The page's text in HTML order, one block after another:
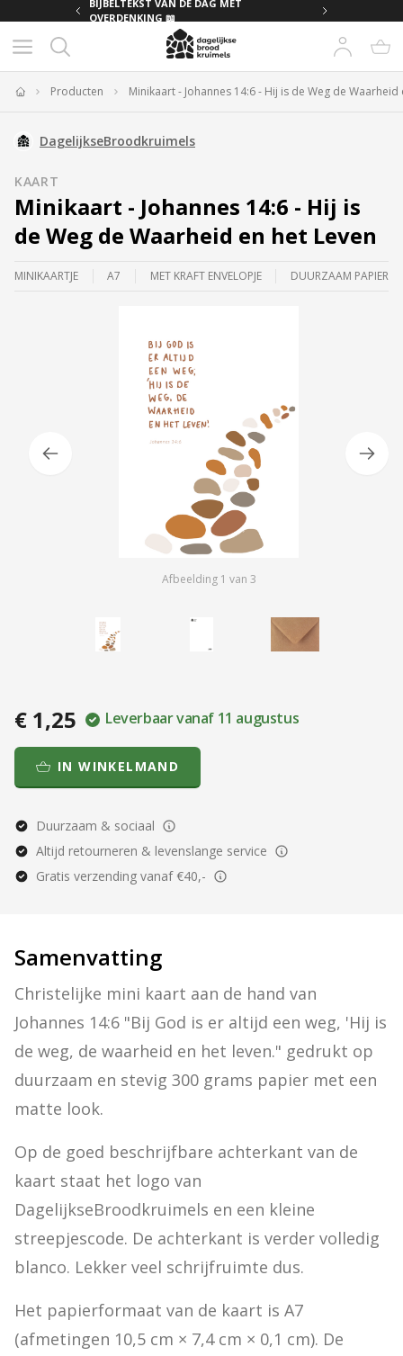
BIJBELTEKST VAN DE DAG MET
OVERDENKING 📖
Producten Minikaart - Johannes 14:6 - Hij is de Weg de Waarheid
DagelijkseBroodkruimels
KAART
Minikaart - Johannes 14:6 - Hij is
de Weg de Waarheid en het Leven
MINIKAARTJE A7 MET KRAFT ENVELOPJE DUURZAAM PAPIER
Afbeelding 1 van 3
€ 1,25 Leverbaar vanaf 11 augustus
IN WINKELMAND
Duurzaam & sociaal
Altijd retourneren & levenslange service
Gratis verzending vanaf €40,-
Samenvatting
Christelijke mini kaart aan de hand van
Johannes 14:6 "Bij God is er altijd een weg, 'Hij is
de weg, de waarheid en het leven." gedrukt op
duurzaam en stevig 300 grams papier met een
matte look.
Op de goed beschrijfbare achterkant van de
kaart staat het logo van
DagelijkseBroodkruimels en een kleine
streepjescode. De achterkant is verder volledig
blanco. Lekker veel schrijfruimte dus.
Het papierformaat van de kaart is A7
(afmetingen 10,5 cm × 7,4 cm × 0,1 cm). De